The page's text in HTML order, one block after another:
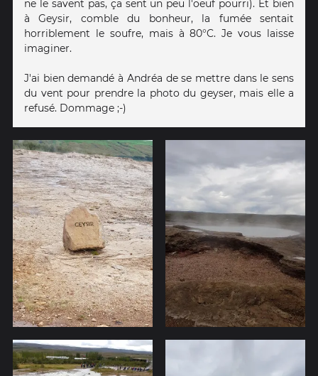
ne le savent pas, ça sent un peu l'oeuf pourri). Et bien
à Geysir, comble du bonheur, la fumée sentait
horriblement le soufre, mais à 80°C. Je vous laisse
imaginer.
J'ai bien demandé à Andréa de se mettre dans le sens
du vent pour prendre la photo du geyser, mais elle a
refusé. Dommage ;-)